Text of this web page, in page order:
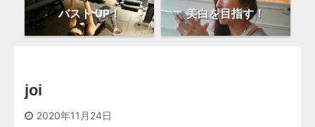
バスト UP！ 美白を目指す！
joi
2020年11月24日